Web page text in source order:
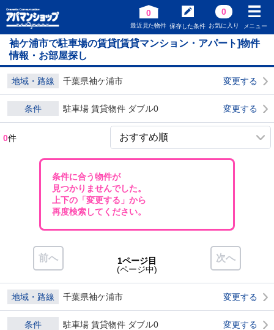
0
最近見た物件 保存した条件
0
お気に入り メニュー
袖ケ浦市で駐車場の賃貸[賃貸マンション・アパート]物件
情報・お部屋探し
地域・路線 千葉県袖ケ浦市 変更する
条件 駐車場 賃貸物件 ダブル0 変更する
0件
条件に合う物件が
見つかりませんでした。
上下の「変更する」から
再度検索してください。
前へ 次へ
1ページ目
(ページ中)
地域・路線 千葉県袖ケ浦市 変更する
条件 駐車場 賃貸物件 ダブル0 変更する